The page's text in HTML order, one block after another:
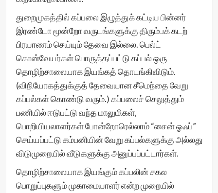
துறைமுகத்தில் கப்பலை இழுத்துக் கட்டிய பின்னர்
இரண்டோ மூன்றோ வருடங்களுக்கு திரும்பக் கடற்
பிரயாணம் செய்யும் தேவை இல்லை. பெல்ட்
கொன்வேயர்கள் பொருத்தப்பட்டு கப்பல் ஒரு
தொழிற்சாலையாக இயங்கத் தொடங்கிவிடும்.
(விநியோகத்துக்குத் தேவையான சீமெந்தை வேறு
கப்பல்கள் கொண்டு வரும்.) கப்பலைச் செலுத்தும்
பணியில் ஈடுபட்டு வந்த மாலுமிகள்,
பொறியியலாளர்கள் போன்றோரெல்லாம் “சைன் ஓஃப்”
செய்யப்பட்டு கம்பனியின் வேறு கப்பல்களுக்கு அல்லது
விடுமுறையில் வீடுகளுக்கு அனுப்பப்பட்டார்கள்.
தொழிற்சாலையாக இயங்கும் கப்பலின் சகல
பொறுப்புகளும் முகாமையாளர் என்ற முறையில்